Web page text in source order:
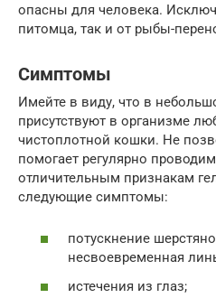
опасны для человека.
питомца, так и от рыбы-
Симптомы
Имейте в виду, что в
присутствуют в организме
чистоплотной кошки. Не
помогает регулярно
отличительным признакам
следующие симптомы:
потускнение
несвоевременная
истечения из глаз;